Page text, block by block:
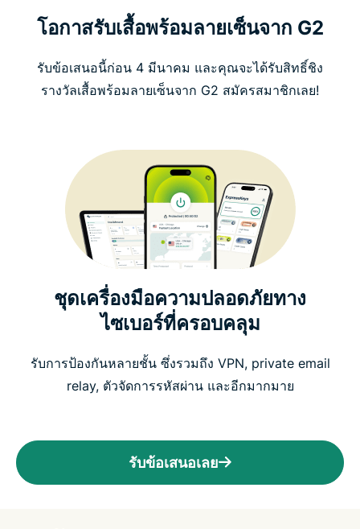
โอกาสรับเสื้อพร้อมลายเซ็นจาก G2
รับข้อเสนอนี้ก่อน 4 มีนาคม และคุณจะได้รับสิทธิ์ชิง
รางวัลเสื้อพร้อมลายเซ็นจาก G2 สมัครสมาชิกเลย!
ชุดเครื่องมือความปลอดภัยทาง
ไซเบอร์ที่ครอบคลุม
รับการป้องกันหลายชั้น ซึ่งรวมถึง VPN, private email
relay, ตัวจัดการรหัสผ่าน และอีกมากมาย
รับข้อเสนอเลย